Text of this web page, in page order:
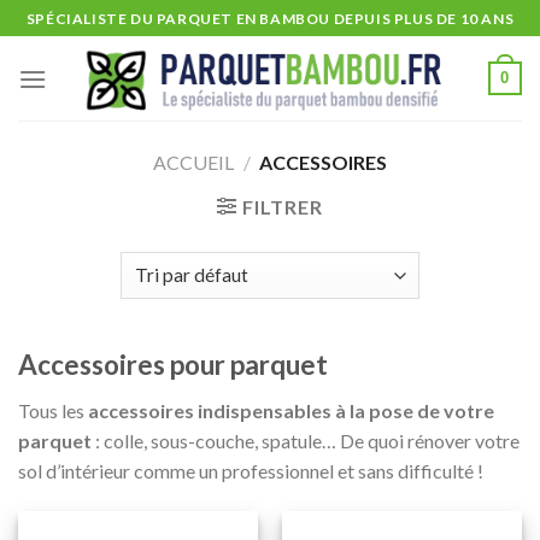
Skip
to
content
SPÉCIALISTE DU PARQUET EN BAMBOU DEPUIS PLUS DE 10 ANS
0
ACCUEIL / ACCESSOIRES
FILTRER
Accessoires pour parquet
Tous les accessoires indispensables à la pose de votre
parquet : colle, sous-couche, spatule… De quoi rénover votre
sol d’intérieur comme un professionnel et sans difficulté !